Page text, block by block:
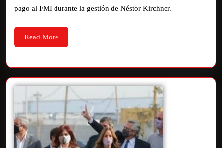
pago al FMI durante la gestión de Néstor Kirchner.
Read More